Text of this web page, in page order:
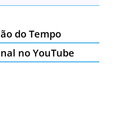
do Tempo
no YouTube